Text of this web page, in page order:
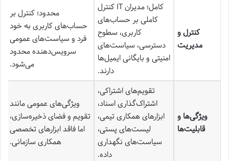
کنترل و
مدیریت
کامل؛ مدیران IT کنترل
کاملی بر حساب‌های
کاربری، سطوح
دسترسی، سیاست‌های
امنیتی و بایگانی ایمیل‌ها
دارند.
محدود؛ کنترل بر
حساب‌های کاربری به خود
فرد و سیاست‌های عمومی
سرویس‌دهنده محدود
می‌شود.
ویژگی‌ها و
قابلیت‌ها
تقویم‌های اشتراکی،
اشتراک‌گذاری اسناد،
ابزارهای همکاری تیمی،
لیست‌های پستی،
سیاست‌های نگهداری
داده.
ویژگی‌های عمومی مانند
تقویم و فضای ذخیره‌سازی،
اما فاقد ابزارهای تخصصی
همکاری سازمانی.